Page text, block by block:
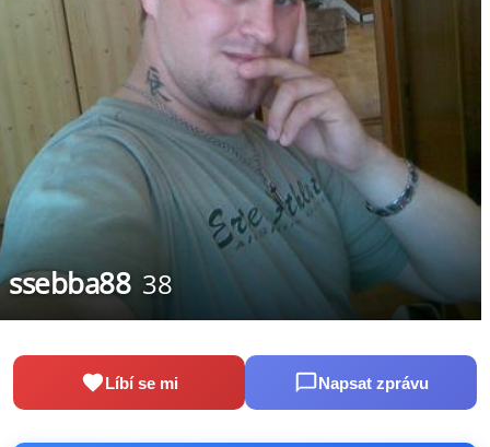
ssebba88 38
Líbí se mi Napsat zprávu